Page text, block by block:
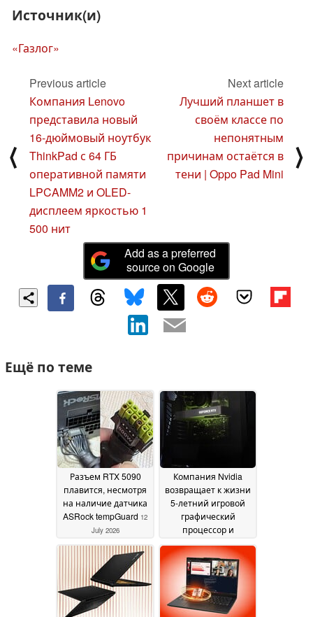
Источник(и)
«Газлог»
⟨
Previous article
Компания Lenovo
представила новый
16-дюймовый ноутбук
ThinkPad с 64 ГБ
оперативной памяти
LPCAMM2 и OLED-
дисплеем яркостью 1
500 нит
Next article
Лучший планшет в
своём классе по
непонятным
причинам остаётся в
тени | Oppo Pad Mini
⟩
Add as a preferred
source on Google
Ещё по теме
Разъем RTX 5090
плавится, несмотря
на наличие датчика
ASRock tempGuard 12
July 2026
Компания Nvidia
возвращает к жизни
5-летний игровой
графический
процессор и
него цену в 329
долларов07 July 2026